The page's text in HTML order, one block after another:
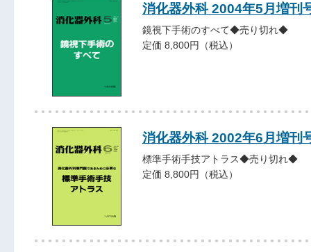
消化器外科 2004年5月増刊
鏡視下手術のすべて◆売り切れ◆
定価 8,800円（税込）
消化器外科 2002年6月増刊
標準手術手技アトラス◆売り切れ◆
定価 8,800円（税込）